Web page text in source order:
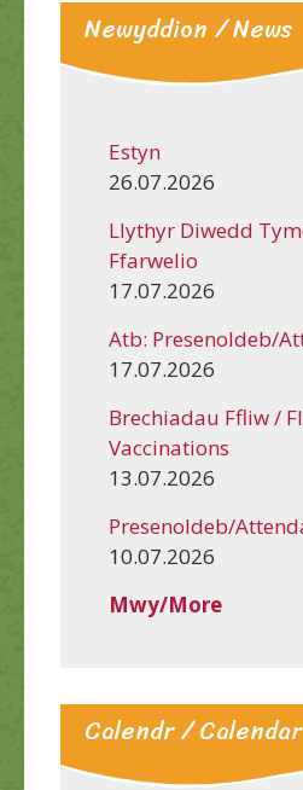
Newyddion / News
Estyn
26.07.2026
Llythyr Diwedd
Ffarwelio
17.07.2026
Atb: Presenoldeb/
17.07.2026
Brechiadau Ffliw /
Vaccinations
13.07.2026
Presenoldeb/
10.07.2026
Mwy/More
Calendr / Calendar